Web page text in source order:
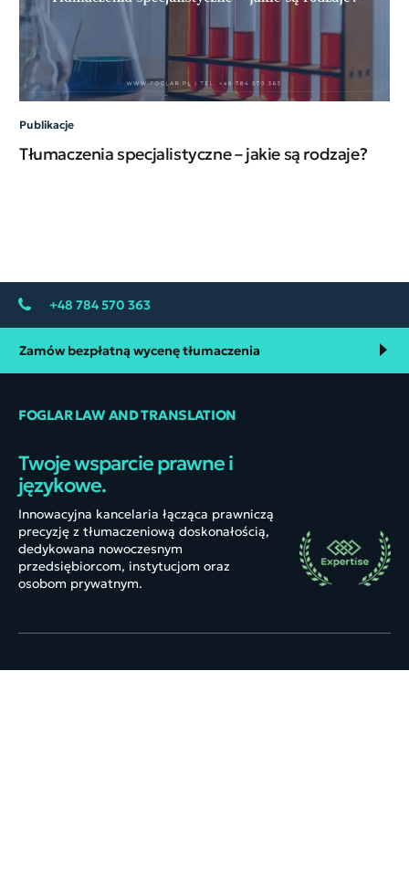
Publikacje
Tłumaczenia specjalistyczne – jakie są rodzaje?
+48 784 570 363
Zamów bezpłatną wycenę tłumaczenia
FOGLAR LAW AND TRANSLATION
Twoje wsparcie prawne i
językowe.
Innowacyjna kancelaria łącząca prawniczą
precyzję z tłumaczeniową doskonałością,
dedykowana nowoczesnym
przedsiębiorcom, instytucjom oraz
osobom prywatnym.